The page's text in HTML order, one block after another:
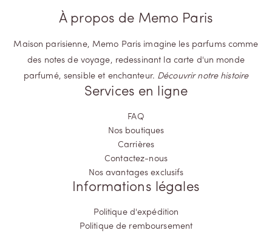
À propos de Memo Paris
Maison parisienne, Memo Paris imagine les parfums comme
des notes de voyage, redessinant la carte d'un monde
parfumé, sensible et enchanteur. Découvrir notre histoire
Services en ligne
FAQ
Nos boutiques
Carrières
Contactez-nous
Nos avantages exclusifs
Informations légales
Politique d'expédition
Politique de remboursement